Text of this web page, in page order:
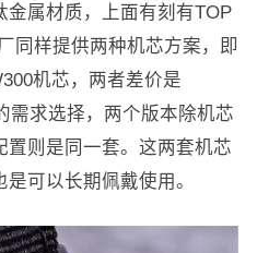
金属材质，上面有刻有TOP
同样提供两种机芯方案，即
机芯，两者差价是
需求选择，两个版本除机芯
置则是同一套。这两套机芯
可以长期佩戴使用。